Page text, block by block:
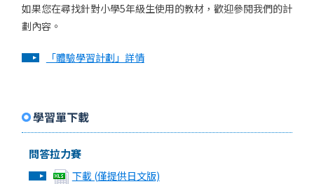
如果您在尋找針對小學5年級生使用的教材，歡迎參閱我們的計
劃內容。
「體驗學習計劃」詳情
學習單下載
問答拉力賽
下載 (僅提供日文版)